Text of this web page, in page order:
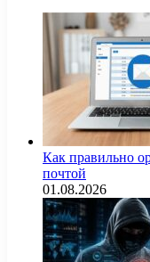
Как правильно
почтой
01.08.2026